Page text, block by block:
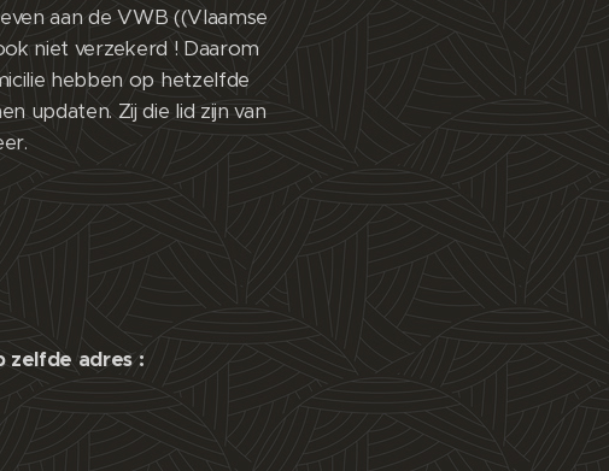
aan de VWB ((Vlaamse
niet verzekerd ! Daarom
hebben op hetzelfde
updaten. Zij die lid zijn van
zelfde adres :